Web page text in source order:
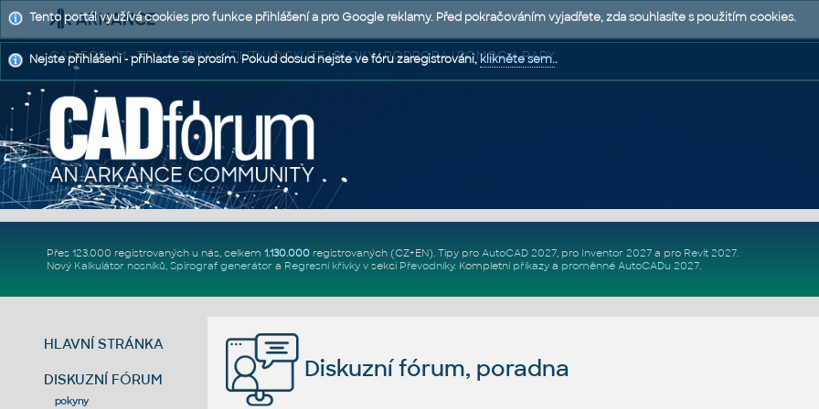
CAD FÓRUM - TIPY A TRIKY | UTILITY | DISKUZE | BLOKY | PODPORA | POMOC A RADY
Přes 123.000 registrovaných u nás, celkem 1.130.000registrovaných (CZ+EN). Tipy pro AutoCAD 2027, pro Inventor 2027a pro Revit 2027.
Nový Kalkulátor nosníků, Spirograf generátor a Regresní křivkyv sekci Převodníky. Kompletní příkazya proměnné AutoCADu 2027.
HLAVNÍ STRÁNKA
DISKUZNÍ FÓRUM
pokyny
Diskuzní fórum, poradna
Tento portál využívá cookies pro funkce přihlášení a pro Google reklamy. Před pokračováním vyjadřete, zda souhlasíte s použitím cookies.
Nejste přihlášeni - přihlaste se prosím. Pokud dosud nejste ve fóru zaregistrováni,klikněte sem..